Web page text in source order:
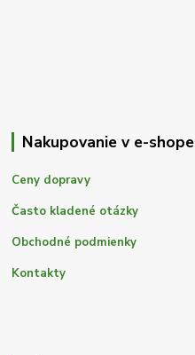
Nakupovanie v e-shope
Ceny dopravy
Často kladené otázky
Obchodné podmienky
Kontakty